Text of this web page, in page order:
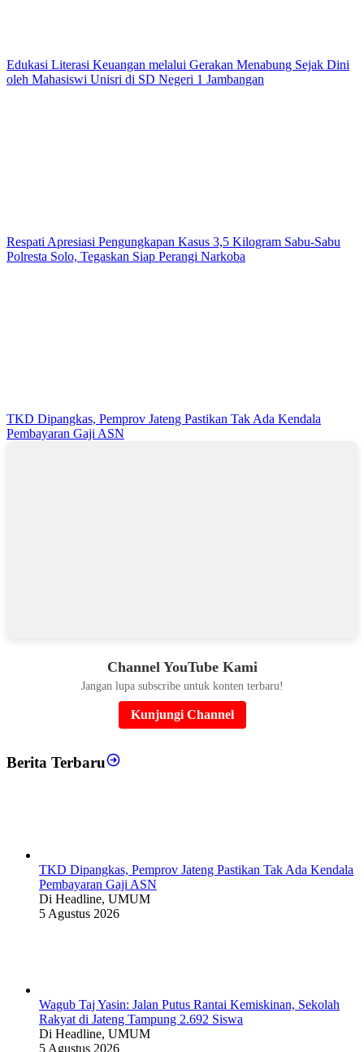
Edukasi Literasi Keuangan melalui Gerakan Menabung Sejak Dini
oleh Mahasiswi Unisri di SD Negeri 1 Jambangan
Respati Apresiasi Pengungkapan Kasus 3,5 Kilogram Sabu-Sabu
Polresta Solo, Tegaskan Siap Perangi Narkoba
TKD Dipangkas, Pemprov Jateng Pastikan Tak Ada Kendala
Pembayaran Gaji ASN
Channel YouTube Kami
Jangan lupa subscribe untuk konten terbaru!
Kunjungi Channel
Berita Terbaru
TKD Dipangkas, Pemprov Jateng Pastikan Tak Ada Kendala
Pembayaran Gaji ASN
Di Headline, UMUM
5 Agustus 2026
Wagub Taj Yasin: Jalan Putus Rantai Kemiskinan, Sekolah
Rakyat di Jateng Tampung 2.692 Siswa
Di Headline, UMUM
5 Agustus 2026